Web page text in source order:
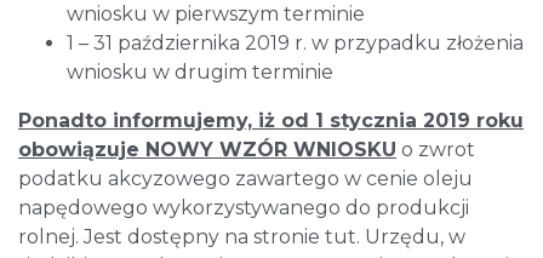
wniosku w pierwszym terminie
1 – 31 października 2019 r. w przypadku złożenia
wniosku w drugim terminie
Ponadto informujemy, iż od 1 stycznia 2019 roku
obowiązuje NOWY WZÓR WNIOSKU o zwrot
podatku akcyzowego zawartego w cenie oleju
napędowego wykorzystywanego do produkcji
rolnej. Jest dostępny na stronie tut. Urzędu, w